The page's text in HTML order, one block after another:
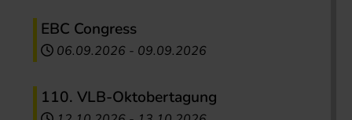
EBC Congress
06.09.2026 - 09.09.2026
110. VLB-Oktobertagung